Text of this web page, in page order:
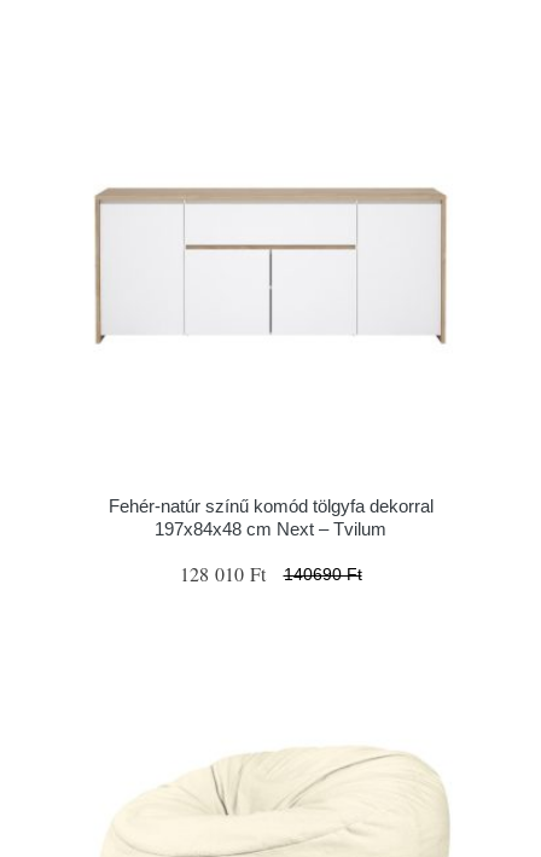
Fehér-natúr színű komód tölgyfa dekorral
197x84x48 cm Next – Tvilum
128 010 Ft 140690 Ft